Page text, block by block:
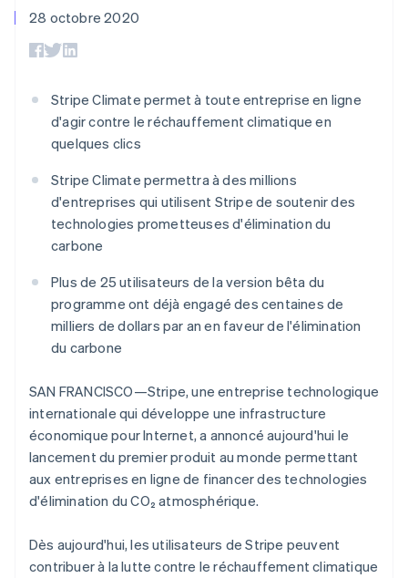
Moyens de
Accès à plus
Paiements en
personne
Authorization
Boost
Acceptation
optimisée
Link
Paiements
accélérés
Connections
Comptes
financiers
associés
Data Pipeline
Synchronisation
Plus
Découvrez les prochaines évolutions
Prévention de la fraude
Atlas
Constitution de start-up
Climate
Élimination du carbone
l’application
Par secteur
Entreprises d'IA
Économie des
créateurs
Assurance
Médias et
divertissements
Organisations à but
entreprises
Secteur public
Commerce en ligne
Écosystème
Stripe App Marketplace
Gérer des
bancaires adossées à
des stablecoins
Fournir et gérer des
services avec des
Ressources
d'applications
Exemples de code
Blog des développeurs
Entreprise
annuelle
Carrières
Communiqués de
presse
Contact
28 octobre 2020
Stripe Climate permet à toute entreprise en ligne
d'agir contre le réchauffement climatique en
quelques clics
Stripe Climate permettra à des millions
d'entreprises qui utilisent Stripe de soutenir des
technologies prometteuses d'élimination du
carbone
Plus de 25 utilisateurs de la version bêta du
programme ont déjà engagé des centaines de
milliers de dollars par an en faveur de l'élimination
du carbone
SAN FRANCISCO—Stripe, une entreprise technologique
internationale qui développe une infrastructure
économique pour Internet, a annoncé aujourd'hui le
lancement du premier produit au monde permettant
aux entreprises en ligne de financer des technologies
d'élimination du CO₂ atmosphérique.
Dès aujourd'hui, les utilisateurs de Stripe peuvent
contribuer à la lutte contre le réchauffement climatique